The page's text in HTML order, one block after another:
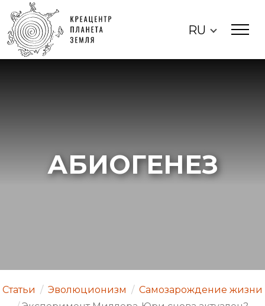
RU
АБИОГЕНЕЗ
Статьи / Эволюционизм / Самозарождение жизни